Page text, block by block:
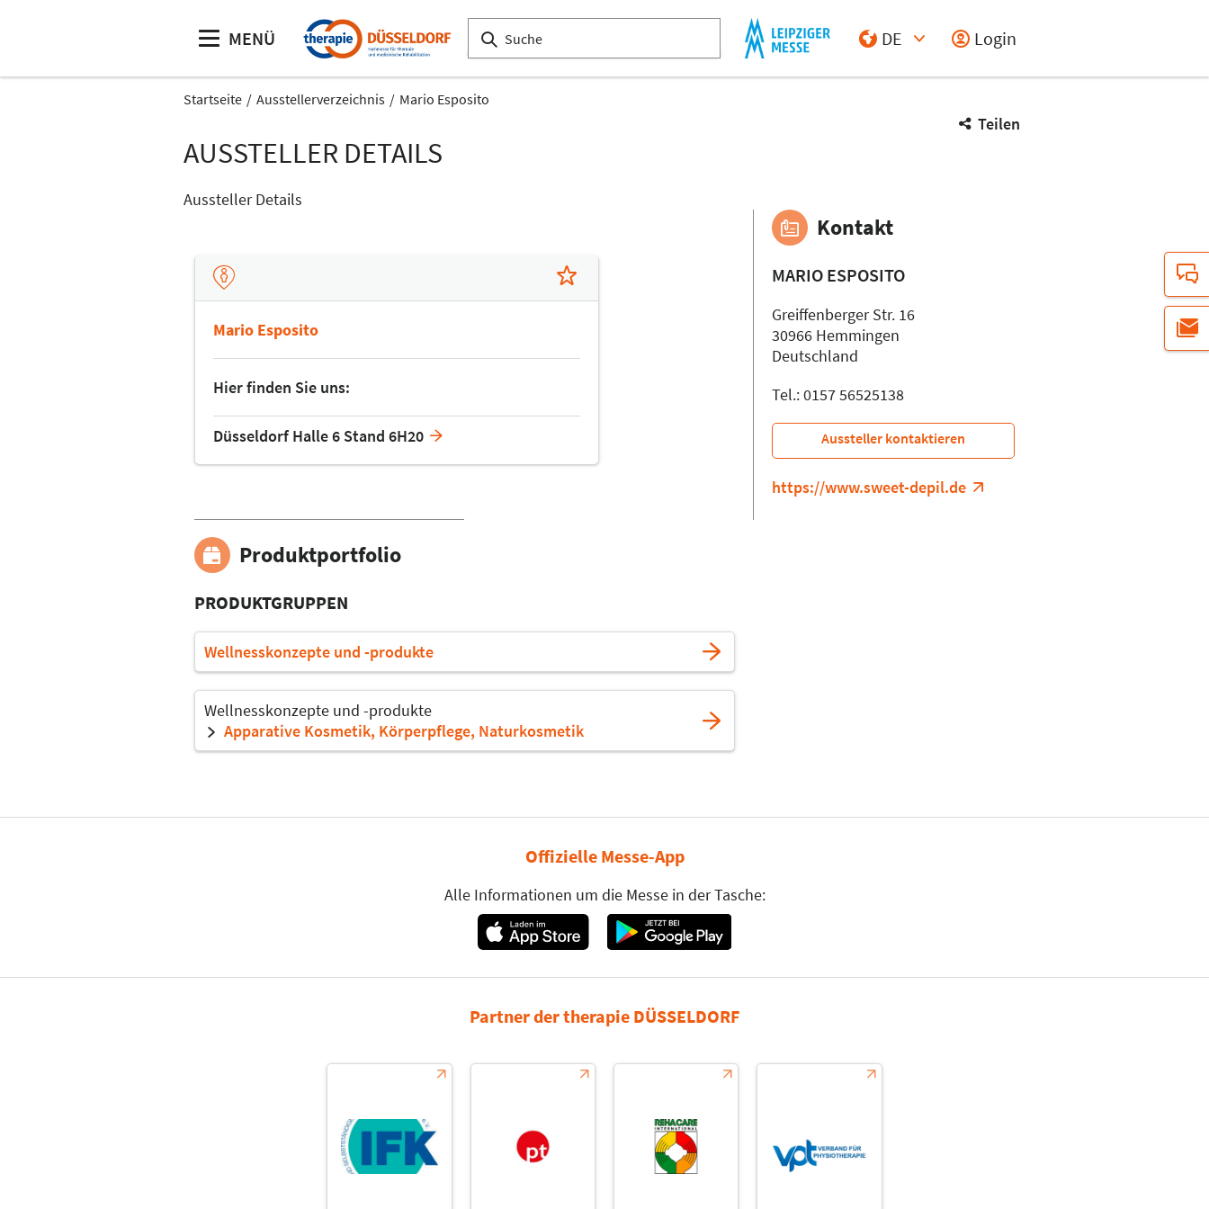
MENÜ
DE
Login
Startseite Ausstellerverzeichnis Mario Esposito
Teilen
AUSSTELLER DETAILS
Aussteller Details
Mario Esposito
Hier finden Sie uns:
Düsseldorf Halle 6 Stand 6H20
Produktportfolio
PRODUKTGRUPPEN
Wellnesskonzepte und -produkte
Wellnesskonzepte und -produkte
Apparative Kosmetik, Körperpflege, Naturkosmetik
Kontakt
MARIO ESPOSITO
Greiffenberger Str. 16
30966 Hemmingen
Deutschland
Tel.: 0157 56525138
Aussteller kontaktieren
https://www.sweet-depil.de
Offizielle Messe-App
Alle Informationen um die Messe in der Tasche:
Partner der therapie DÜSSELDORF